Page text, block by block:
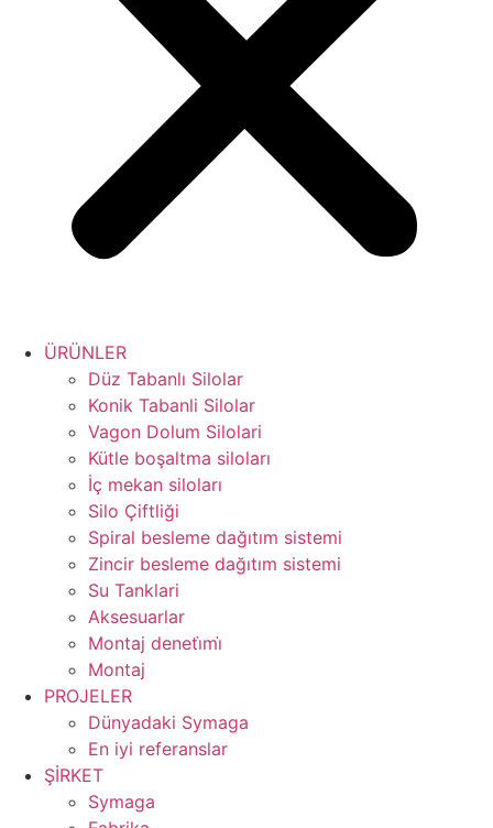
ÜRÜNLER
Düz Tabanlı Silolar
Konik Tabanli Silolar
Vagon Dolum Silolari
Kütle boşaltma siloları
İç mekan siloları
Silo Çiftliği
Spiral besleme dağıtım sistemi
Zincir besleme dağıtım sistemi
Su Tanklari
Aksesuarlar
Montaj deneti̇mi̇
Montaj
PROJELER
Dünyadaki Symaga
En iyi referanslar
ŞİRKET
Symaga